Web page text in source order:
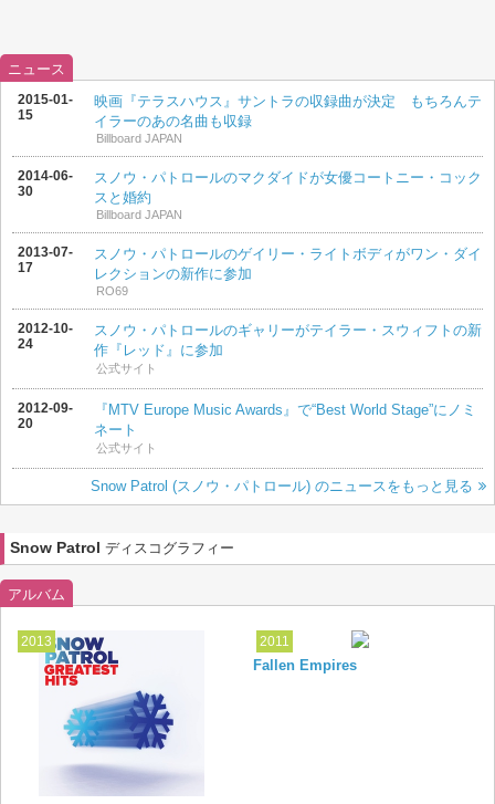
ニュース
2015-01-
15
映画『テラスハウス』サントラの収録曲が決定 もちろんテ
イラーのあの名曲も収録
Billboard JAPAN
2014-06-
30
スノウ・パトロールのマクダイドが女優コートニー・コック
スと婚約
Billboard JAPAN
2013-07-
17
スノウ・パトロールのゲイリー・ライトボディがワン・ダイ
レクションの新作に参加
RO69
2012-10-
24
スノウ・パトロールのギャリーがテイラー・スウィフトの新
作『レッド』に参加
公式サイト
2012-09-
20
『MTV Europe Music Awards』で“Best World Stage”にノミ
ネート
公式サイト
Snow Patrol (スノウ・パトロール) のニュースをもっと見る
Snow Patrol ディスコグラフィー
アルバム
2013 2011
Fallen Empires